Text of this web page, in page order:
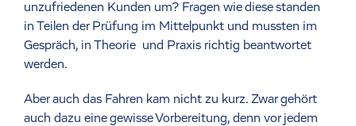
unzufriedenen Kunden um? Fragen wie diese standen
in Teilen der Prüfung im Mittelpunkt und mussten im
Gespräch, in Theorie und Praxis richtig beantwortet
werden.
Aber auch das Fahren kam nicht zu kurz. Zwar gehört
auch dazu eine gewisse Vorbereitung, denn vor jedem